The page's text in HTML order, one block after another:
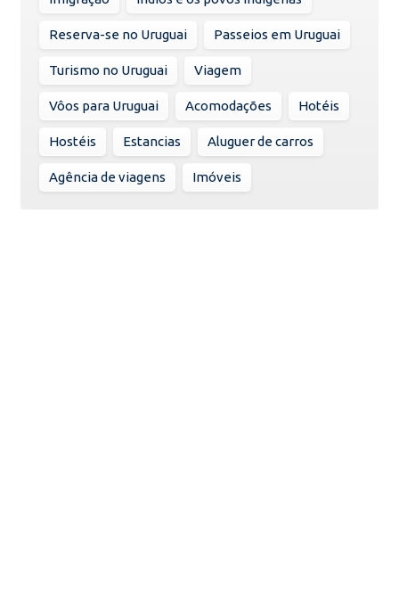
Reserva-se no Uruguai Passeios em Uruguai
Turismo no Uruguai Viagem
Vôos para Uruguai Acomodações Hotéis
Hostéis Estancias Aluguer de carros
Agência de viagens Imóveis